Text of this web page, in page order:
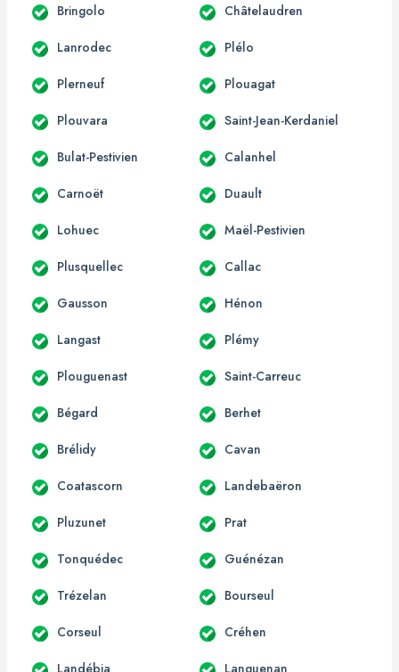
Bringolo Châtelaudren
Lanrodec Plélo
Plerneuf Plouagat
Plouvara Saint-Jean-Kerdaniel
Bulat-Pestivien Calanhel
Carnoët Duault
Lohuec Maël-Pestivien
Plusquellec Callac
Gausson Hénon
Langast Plémy
Plouguenast Saint-Carreuc
Bégard Berhet
Brélidy Cavan
Coatascorn Landebaëron
Pluzunet Prat
Tonquédec Guénézan
Trézelan Bourseul
Corseul Créhen
Landébia Languenan